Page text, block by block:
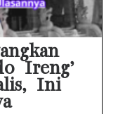
Ireng’
Ini